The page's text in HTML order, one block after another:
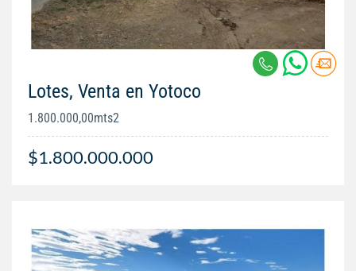
Lotes, Venta en Yotoco
1.800.000,00mts2
$1.800.000.000